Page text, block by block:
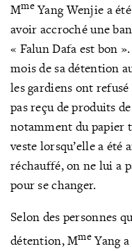
MmeYang Wenjie a
avoir accroché une
« Falun Dafa est bon
mois de sa détention
les gardiens ont
pas reçu de produits
notamment du papier
veste lorsqu’elle a été
réchauffé, on ne lui a
pour se changer.
Selon des personnes
détention, MmeYang